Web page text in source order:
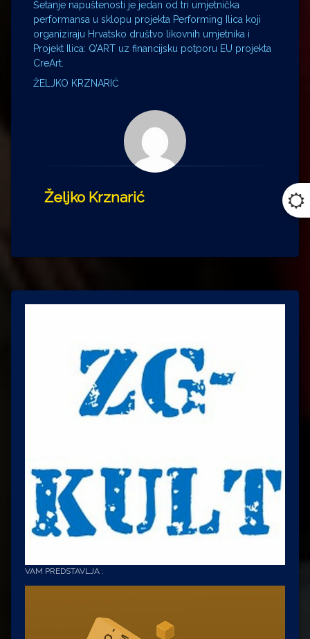
Šetanje napuštenosti je jedan od tri umjetnička
performansa u sklopu projekta Performing Ilica koji
organiziraju Hrvatsko društvo likovnih umjetnika i
Projekt Ilica: Q’ART uz financijsku potporu EU projekta
CreArt.
ŽELJKO KRZNARIĆ
Željko Krznarić
VAM PREDSTAVLJA :